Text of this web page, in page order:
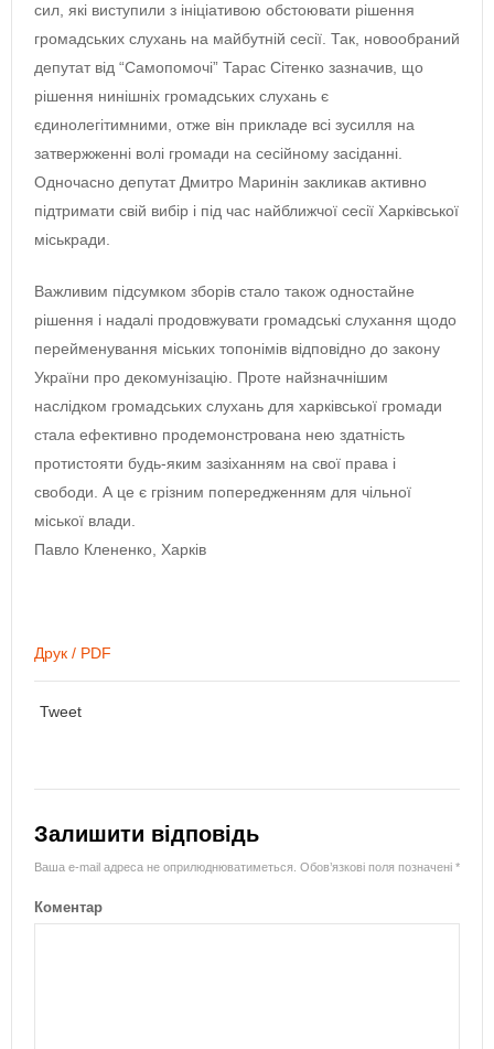
сил, які виступили з ініціативою обстоювати рішення
громадських слухань на майбутній сесії. Так, новообраний
депутат від “Самопомочі” Тарас Сітенко зазначив, що
рішення нинішніх громадських слухань є
єдинолегітимними, отже він прикладе всі зусилля на
затвержженні волі громади на сесійному засіданні.
Одночасно депутат Дмитро Маринін закликав активно
підтримати свій вибір і під час найближчої сесії Харківської
міськради.
Важливим підсумком зборів стало також одностайне
рішення і надалі продовжувати громадські слухання щодо
перейменування міських топонімів відповідно до закону
України про декомунізацію. Проте найзначнішим
наслідком громадських слухань для харківської громади
стала ефективно продемонстрована нею здатність
протистояти будь-яким зазіханням на свої права і
свободи. А це є грізним попередженням для чільної
міської влади.
Павло Клененко, Харків
Друк / PDF
Tweet
Залишити відповідь
Ваша e-mail адреса не оприлюднюватиметься. Обов’язкові поля позначені *
Коментар